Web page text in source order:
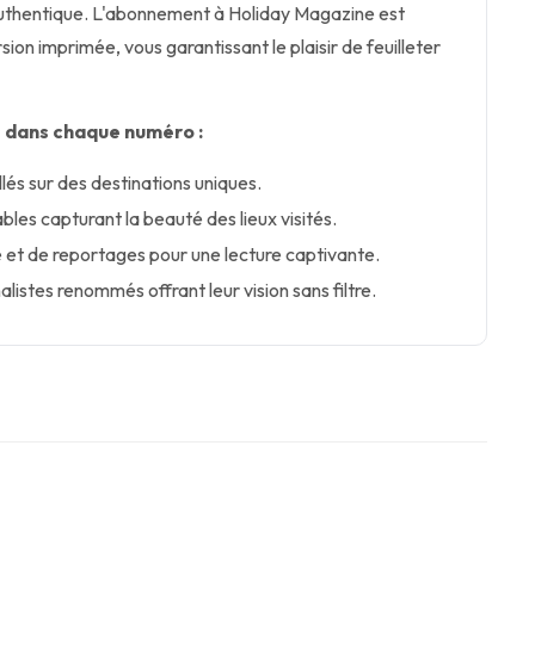
L'abonnement à Holiday Magazine est
imprimée, vous garantissant le plaisir de feuilleter
chaque numéro :
sur des destinations uniques.
capturant la beauté des lieux visités.
et de reportages pour une lecture captivante.
renommés offrant leur vision sans filtre.